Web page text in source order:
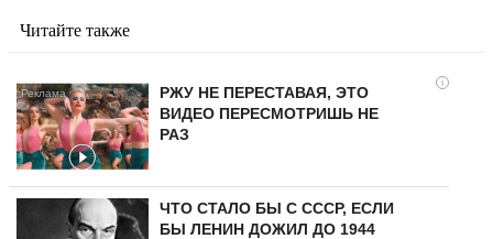
Читайте также
i
РЖУ НЕ ПЕРЕСТАВАЯ, ЭТО
ВИДЕО ПЕРЕСМОТРИШЬ НЕ
РАЗ
ЧТО СТАЛО БЫ С СССР, ЕСЛИ
БЫ ЛЕНИН ДОЖИЛ ДО 1944